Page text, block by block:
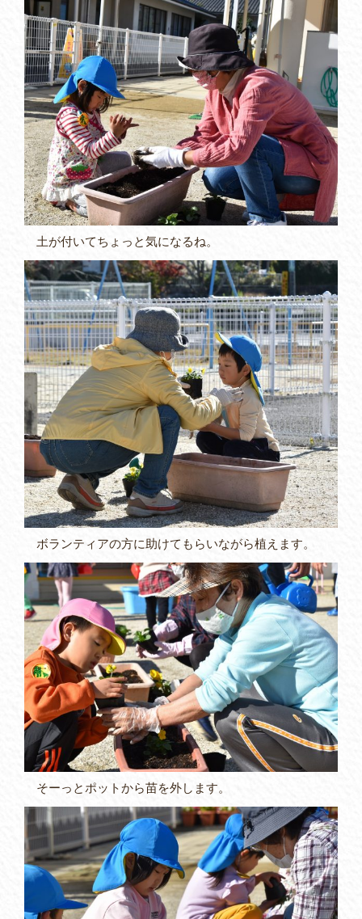
土が付いてちょっと気になるね。
ボランティアの方に助けてもらいながら植えます。
そーっとポットから苗を外します。